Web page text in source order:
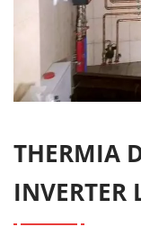
THERMIA